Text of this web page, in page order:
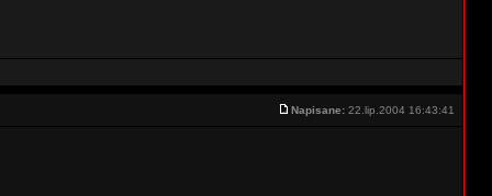
Napisane: 22.lip.2004 16:43:41